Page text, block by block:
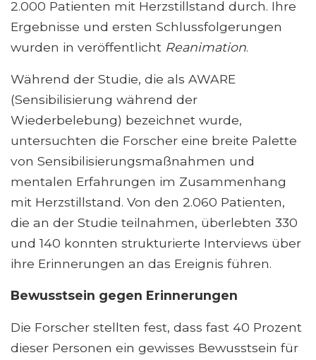
2.000 Patienten mit Herzstillstand durch. Ihre
Ergebnisse und ersten Schlussfolgerungen
wurden in veröffentlicht Reanimation.
Während der Studie, die als AWARE
(Sensibilisierung während der
Wiederbelebung) bezeichnet wurde,
untersuchten die Forscher eine breite Palette
von Sensibilisierungsmaßnahmen und
mentalen Erfahrungen im Zusammenhang
mit Herzstillstand. Von den 2.060 Patienten,
die an der Studie teilnahmen, überlebten 330
und 140 konnten strukturierte Interviews über
ihre Erinnerungen an das Ereignis führen.
Bewusstsein gegen Erinnerungen
Die Forscher stellten fest, dass fast 40 Prozent
dieser Personen ein gewisses Bewusstsein für